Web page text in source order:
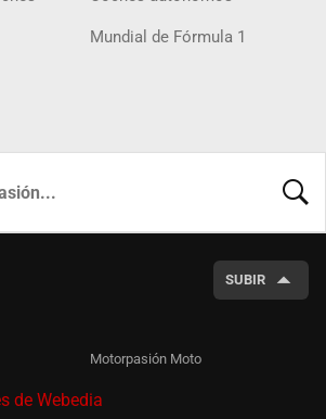
Mundial de Fórmula 1
SUBIR
Motorpasión Moto
de Webedia